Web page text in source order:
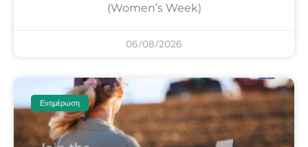
(Women’s Week)
06/08/2026
Ενημέρωση